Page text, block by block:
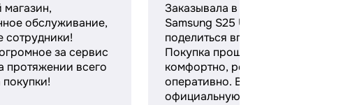
обслуживание,
сотрудники!
за сервис
протяжении всего
Заказывала в этом магазине
Samsung S25 Ultra и хочу
поделиться впечатлениями.
Покупка прошла максимально
комфортно, ребята работают
оперативно. Выдали
официальную гарантию и чек.